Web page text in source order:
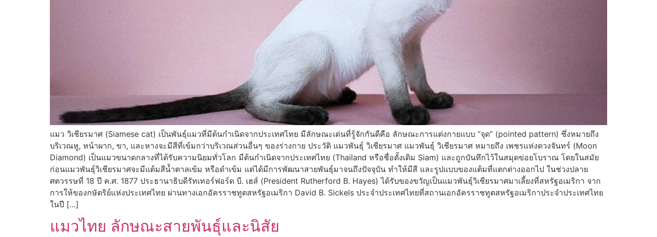
แมว วิเชียรมาศ (Siamese cat) เป็นพันธุ์แมวที่มีต้นกำเนิดจากประเทศไทย มีลักษณะเด่นที่รู้จักกันดีคือ ลักษณะการแต่งกายแบบ “จุด” (pointed pattern) ซึ่งหมายถึง
บริเวณหู, หน้าผาก, ขา, และหางจะมีสีที่เข้มกว่าบริเวณส่วนอื่นๆ ของร่างกาย ประวัติ แมวพันธุ์ วิเชียรมาศ แมวพันธุ์ วิเชียรมาศ หมายถึง เพชรแห่งดวงจันทร์ (Moon
Diamond) เป็นแมวขนาดกลางที่ได้รับความนิยมทั่วโลก มีต้นกำเนิดจากประเทศไทย (Thailand หรือชื่อดั้งเดิม Siam) และถูกบันทึกไว้ในสมุดข่อยโบราณ โดยในสมัย
ก่อนแมวพันธุ์วิเชียรมาศจะมีแต้มสีน้ำตาลเข้ม หรือดำเข้ม แต่ได้มีการพัฒนาสายพันธุ์มาจนถึงปัจจุบัน ทำให้มีสี และรูปแบบของแต้มที่แตกต่างออกไป ในช่วงปลาย
ศตวรรษที่ 18 ปี ค.ศ. 1877 ประธานาธิบดีรัทเทอร์ฟอร์ด บี. เฮส์ (President Rutherford B. Hayes) ได้รับของขวัญเป็นแมวพันธุ์วิเชียรมาศมาเลี้ยงที่สหรัฐอเมริกา จาก
การให้ของกษัตริย์แห่งประเทศไทย ผ่านทางเอกอัครราชทูตสหรัฐอเมริกา David B. Sickels ประจำประเทศไทยที่สถานเอกอัครราชทูตสหรัฐอเมริกาประจำประเทศไทย
ในปี […]
แมวไทย ลักษณะสายพันธุ์และนิสัย